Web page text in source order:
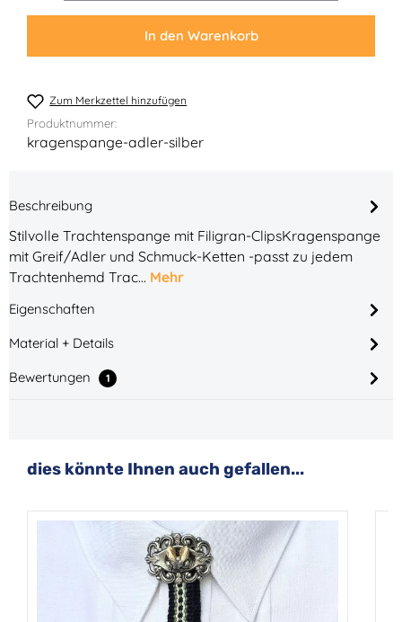
In den Warenkorb
Zum Merkzettel hinzufügen
Produktnummer:
kragenspange-adler-silber
Beschreibung
Stilvolle Trachtenspange mit Filigran-ClipsKragenspange
mit Greif/Adler und Schmuck-Ketten -passt zu jedem
Trachtenhemd Trac… Mehr
Eigenschaften
Material + Details
Bewertungen
1
Produktgalerie überspringen
dies könnte Ihnen auch gefallen...